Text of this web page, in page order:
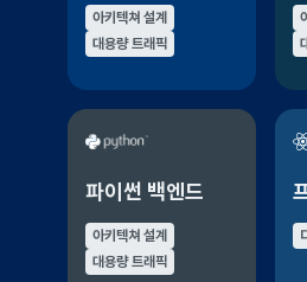
아키텍쳐 설계
대용량 트래픽
파이썬 백엔드
아키텍쳐 설계
대용량 트래픽